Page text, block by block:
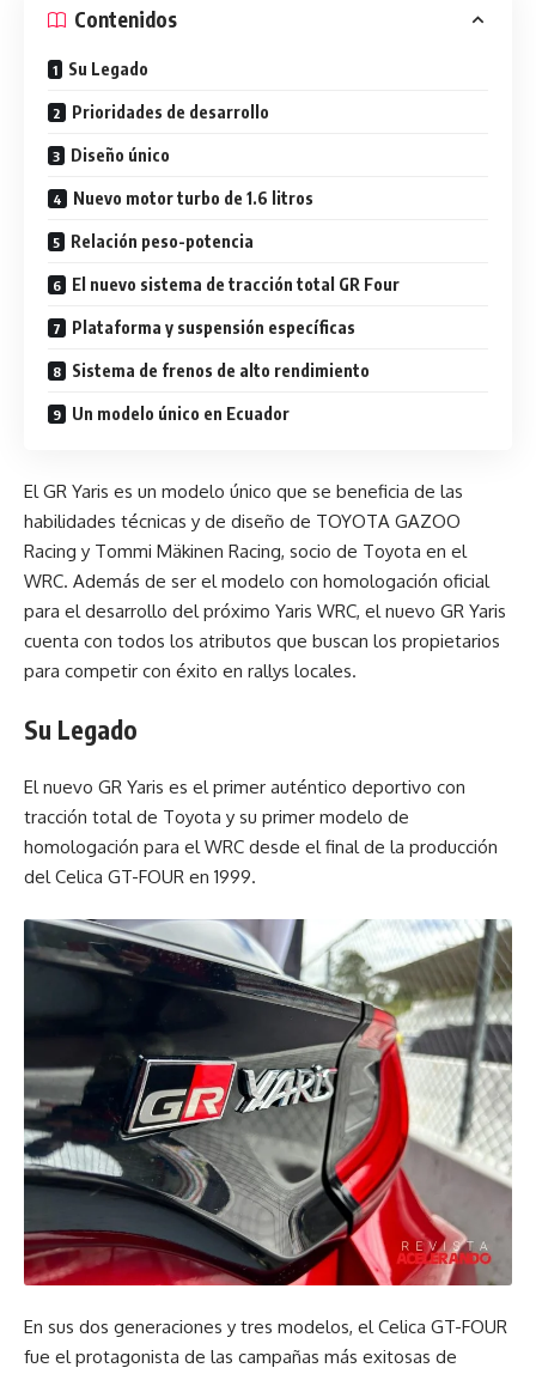
Contenidos
Su Legado
Prioridades de desarrollo
Diseño único
Nuevo motor turbo de 1.6 litros
Relación peso-potencia
El nuevo sistema de tracción total GR Four
Plataforma y suspensión específicas
Sistema de frenos de alto rendimiento
Un modelo único en Ecuador
El GR Yaris es un modelo único que se beneficia de las
habilidades técnicas y de diseño de TOYOTA GAZOO
Racing y Tommi Mäkinen Racing, socio de Toyota en el
WRC. Además de ser el modelo con homologación oficial
para el desarrollo del próximo Yaris WRC, el nuevo GR Yaris
cuenta con todos los atributos que buscan los propietarios
para competir con éxito en rallys locales.
Su Legado
El nuevo GR Yaris es el primer auténtico deportivo con
tracción total de Toyota y su primer modelo de
homologación para el WRC desde el final de la producción
del Celica GT-FOUR en 1999.
En sus dos generaciones y tres modelos, el Celica GT-FOUR
fue el protagonista de las campañas más exitosas de